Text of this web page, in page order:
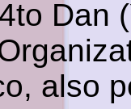
Dan
also